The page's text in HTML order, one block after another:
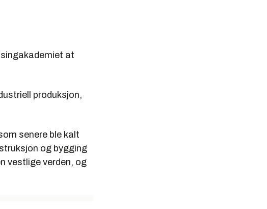
at
produksjon,
senere ble kalt
og bygging
vestlige verden, og